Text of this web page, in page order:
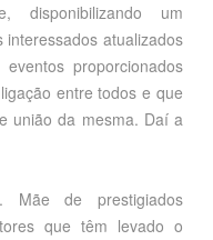
disponibilizando um
atualizados
proporcionados
entre todos e que
união da mesma. Daí a
Mãe de prestigiados
que têm levado o